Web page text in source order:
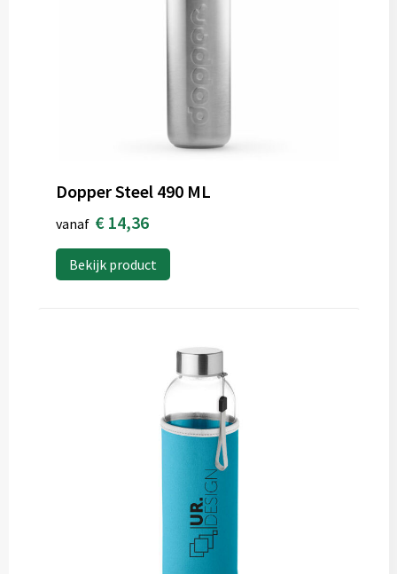
Dopper Steel 490 ML
vanaf € 14,36
Bekijk product